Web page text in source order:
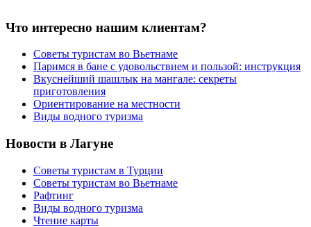
Что интересно нашим клиентам?
Советы туристам во Вьетнаме
Паримся в бане с удовольствием и пользой: инструкция
Вкуснейший шашлык на мангале: секреты
приготовления
Ориентирование на местности
Виды водного туризма
Новости в Лагуне
Советы туристам в Турции
Советы туристам во Вьетнаме
Рафтинг
Виды водного туризма
Чтение карты